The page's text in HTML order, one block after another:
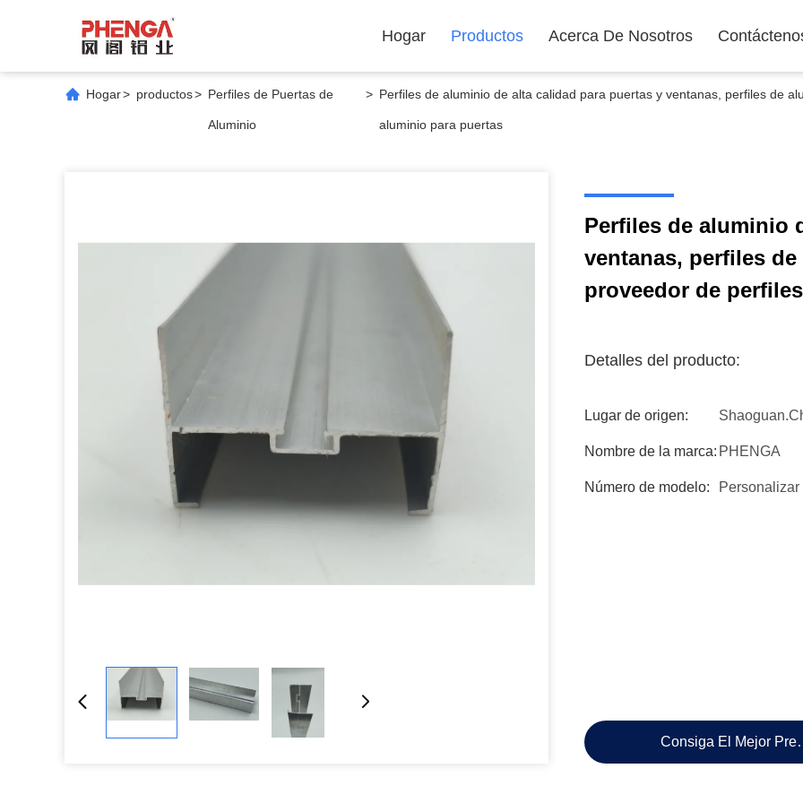
Hogar Productos Acerca De Nosotros
Hogar> productos> Perfiles de Puertas de
Aluminio
> Perfiles de aluminio de alta calidad para puertas y ventanas, perfiles de
aluminio para puertas
Perfiles de aluminio
ventanas, perfiles
proveedor de
Detalles del producto:
Lugar de origen:
Nombre de la marca: PHENGA
Número de modelo: Personalizar
Consiga El Mejor